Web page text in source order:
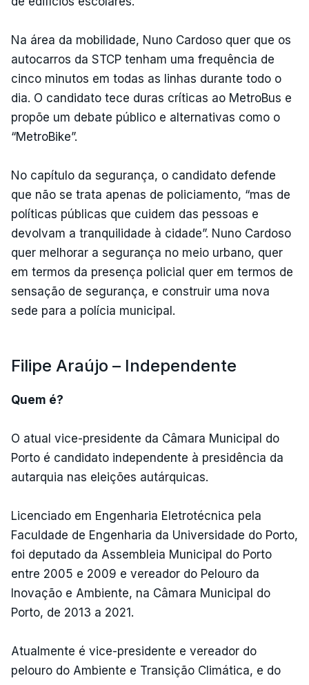
Na área da mobilidade, Nuno Cardoso quer que os
autocarros da STCP tenham uma frequência de
cinco minutos em todas as linhas durante todo o
dia. O candidato tece duras críticas ao MetroBus e
propõe um debate público e alternativas como o
“MetroBike”.
No capítulo da segurança, o candidato defende
que não se trata apenas de policiamento, “mas de
políticas públicas que cuidem das pessoas e
devolvam a tranquilidade à cidade”. Nuno Cardoso
quer melhorar a segurança no meio urbano, quer
em termos da presença policial quer em termos de
sensação de segurança, e construir uma nova
sede para a polícia municipal.
Filipe Araújo – Independente
Quem é?
O atual vice-presidente da Câmara Municipal do
Porto é candidato independente à presidência da
autarquia nas eleições autárquicas.
Licenciado em Engenharia Eletrotécnica pela
Faculdade de Engenharia da Universidade do Porto,
foi deputado da Assembleia Municipal do Porto
entre 2005 e 2009 e vereador do Pelouro da
Inovação e Ambiente, na Câmara Municipal do
Porto, de 2013 a 2021.
Atualmente é vice-presidente e vereador do
pelouro do Ambiente e Transição Climática, e do